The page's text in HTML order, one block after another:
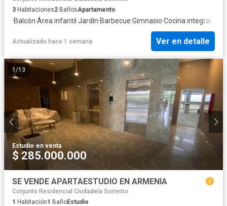
3 Habitaciones2 BañosApartamento
·Balcón·Área infantil ·Jardín·Barbecue·Gimnasio·Cocina integral ·
Actualizado hace 1 semana Ver en detalle
1 /13
Estudio·en venta
$ 285.000.000
SE VENDE APARTAESTUDIO EN ARMENIA
Conjunto Residencial Ciudadela Sorrento
1 Habitación1 BañoEstudio